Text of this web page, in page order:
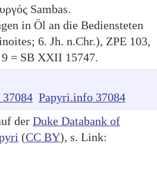
Sambas.
in Öl an die Bediensteten
6. Jh. n.Chr.), ZPE 103,
= SB XXII 15747.
Papyri.info 37084
der Duke Databank of
(CC BY), s. Link: